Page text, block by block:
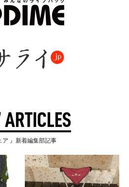
ARTICLES
ア 』新着編集部記事